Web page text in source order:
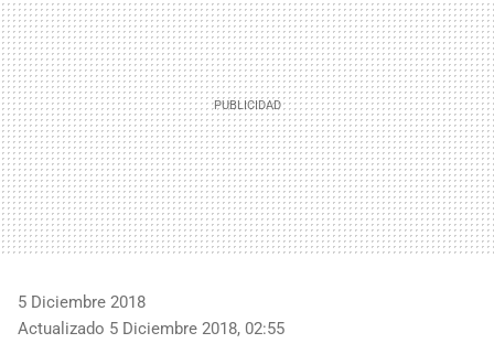
5 Diciembre 2018
Actualizado 5 Diciembre 2018, 02:55